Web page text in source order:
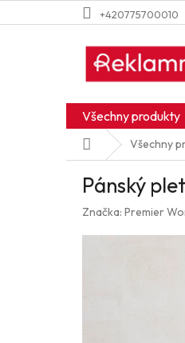
na
+420775700010
Všechny produkty
Domů Všechny
Pánský
Značka: Premier